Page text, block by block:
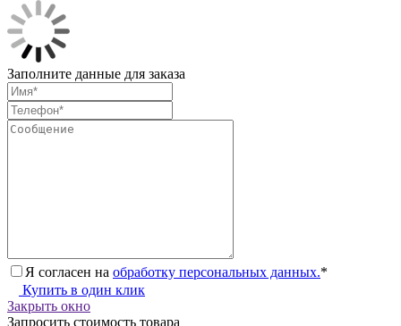
Заполните данные для заказа
Я согласен на обработку персональных данных.*
Купить в один клик
Закрыть окно
Запросить стоимость товара